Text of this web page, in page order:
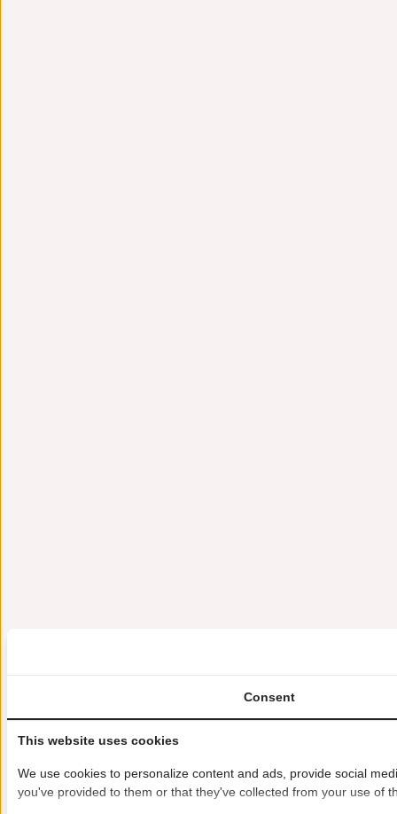
Consent
This website uses cookies
We use cookies to personalize content and ads, provide social
you've provided to them or that they've collected from your use of